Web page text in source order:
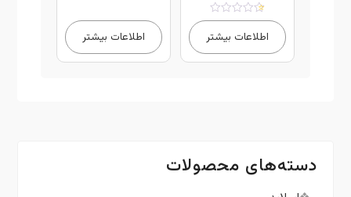
امتیاز
4.00
از 5
اطلاعات بیشتر اطلاعات بیشتر
دسته‌های محصولات